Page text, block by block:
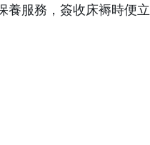
養服務，簽收床褥時便立